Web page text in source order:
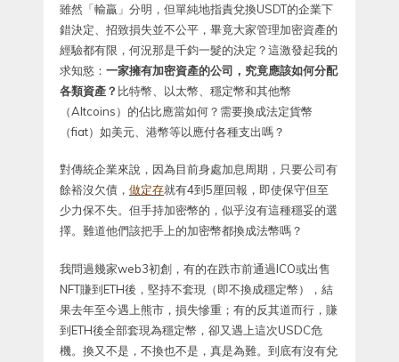
雖然「輸贏」分明，但單純地指責兌換USDT的企業下
錯決定、招致損失並不公平，畢竟大家管理加密資產的
經驗都有限，何況那是千鈞一髮的決定？這激發起我的
求知慾： 一家擁有加密資產的公司，究竟應該如何分配
各類資產？ 比特幣、以太幣、穩定幣和其他幣
（Altcoins）的佔比應當如何？需要換成法定貨幣
（fiat）如美元、港幣等以應付各種支出嗎？
對傳統企業來說，因為目前身處加息周期，只要公司有
餘裕沒欠債， 做定存就有4到5厘回報，即使保守但至
少力保不失。但手持加密幣的，似乎沒有這種穩妥的選
擇。難道他們該把手上的加密幣都換成法幣嗎？
我問過幾家web3初創，有的在跌市前通過ICO或出售
NFT賺到ETH後，堅持不套現（即不換成穩定幣），結
果去年至今遇上熊市，損失慘重；有的反其道而行，賺
到ETH後全部套現為穩定幣，卻又遇上這次USDC危
機。換又不是，不換也不是，真是為難。到底有沒有兌